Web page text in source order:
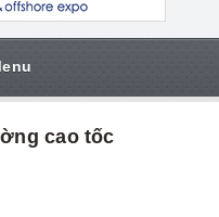
cao tốc